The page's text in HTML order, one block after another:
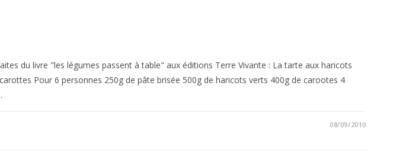
du livre "les légumes passent à table" aux éditions Terre Vivante : La tarte aux haricots
Pour 6 personnes 250g de pâte brisée 500g de haricots verts 400g de carootes 4
08/09/2010